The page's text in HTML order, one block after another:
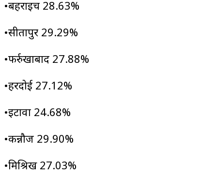
•बहराइच 28.63%
•सीतापुर 29.29%
•फर्रुखाबाद 27.88%
•हरदोई 27.12%
•इटावा 24.68%
•कन्नौज 29.90%
•मिश्रिख 27.03%